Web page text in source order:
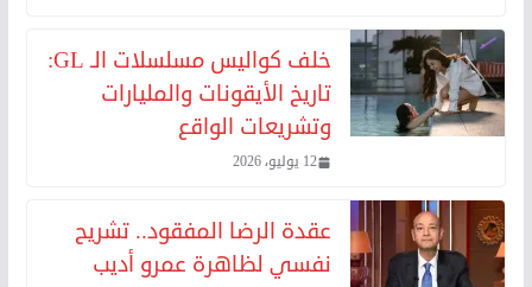
خلف كواليس مسلسلات الـ GL:
تاريخ الأيقونات والمليارات
وتشريعات الواقع
12 يوليو، 2026
عقدة الرضا المفقود.. تشريح
نفسي لظاهرة عمرو أديب